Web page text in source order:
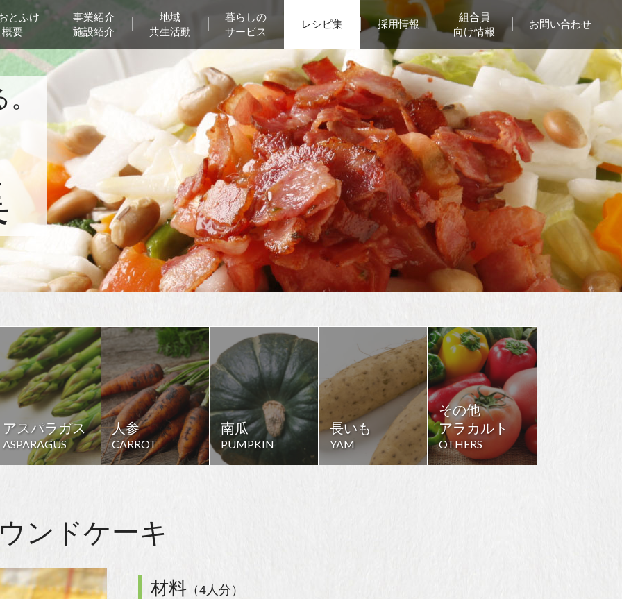
とふけ
概要
事業紹介
施設紹介
地域
共生活動
暮らしの
サービス
レシピ集 採用情報
組合員
向け情報
お問い合わせ
アスパラガス
ASPARAGUS
人参
CARROT
南瓜
PUMPKIN
長いも
YAM
その他
アラカルト
OTHERS
ンドケーキ
材料 （4人分）